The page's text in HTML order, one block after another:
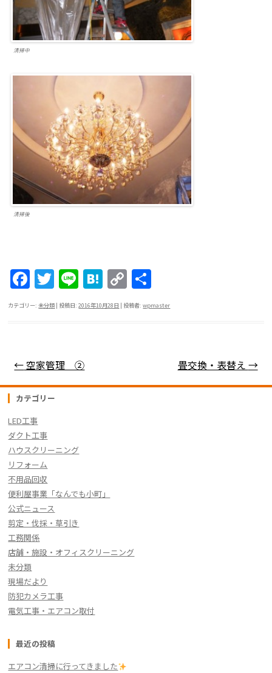
清掃中
清掃後
F
a
c
b
o
o
k
T
w
itt
Li
n
e
H
at
e
C
o
p
k
有
カテゴリー:未分類 | 投稿日:2016年10月28日 |投稿者:wpmaster
投稿ナビゲーション
← 空家管理 ② 畳交換・表替え →
カテゴリー
LED工事
ダクト工事
ハウスクリーニング
リフォーム
不用品回収
便利屋事業「なんでも小町」
公式ニュース
剪定・伐採・草引き
工務関係
店舗・施設・オフィスクリーニング
未分類
現場だより
防犯カメラ工事
電気工事・エアコン取付
最近の投稿
エアコン清掃に行ってきました